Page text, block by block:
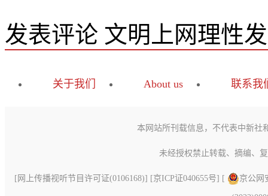
发表评论 文明上网理性
关于我们 About us 联系我
本网站所刊载信息，不代表中新社
未经授权禁止转载、摘编、
[ 网上传播视听节目许可证(0106168)] [京ICP证040655号] [ 京公网